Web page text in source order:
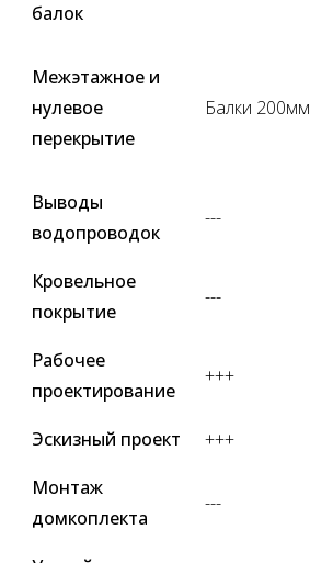
балок
Межэтажное и
нулевое
перекрытие
Балки 200мм
Выводы
водопроводок
---
Кровельное
покрытие
---
Рабочее
проектирование
+++
Эскизный проект +++
Монтаж
домкоплекта
---